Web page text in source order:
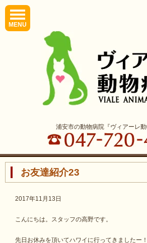
MENU
浦安市の動物病院『ヴィアーレ動
お友達紹介23
2017年11月13日
こんにちは。スタッフの高野です。
先日お休みを頂いてハワイに行ってきましたー！